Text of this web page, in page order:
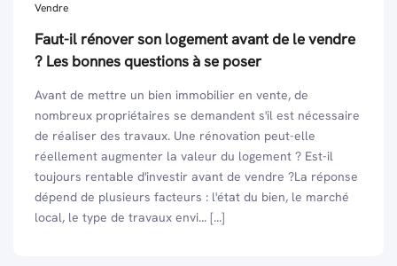
Vendre
Faut-il rénover son logement avant de le vendre
? Les bonnes questions à se poser
Avant de mettre un bien immobilier en vente, de
nombreux propriétaires se demandent s'il est nécessaire
de réaliser des travaux. Une rénovation peut-elle
réellement augmenter la valeur du logement ? Est-il
toujours rentable d'investir avant de vendre ?La réponse
dépend de plusieurs facteurs : l'état du bien, le marché
local, le type de travaux envi... [...]